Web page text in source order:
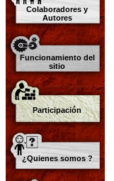
Colaboradores y
Autores
Funcionamiento del
sitio
Participación
¿Quienes somos ?